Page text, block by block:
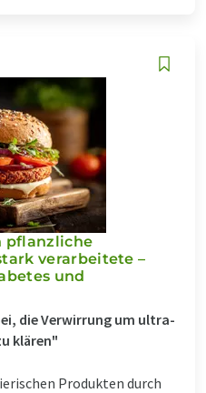
pflanzliche
verarbeitete –
und
die Verwirrung um ultra-
klären"
Produkten durch